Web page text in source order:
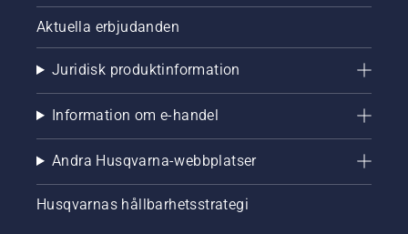
Aktuella erbjudanden
Juridisk produktinformation
Information om e-handel
Andra Husqvarna-webbplatser
Husqvarnas hållbarhetsstrategi